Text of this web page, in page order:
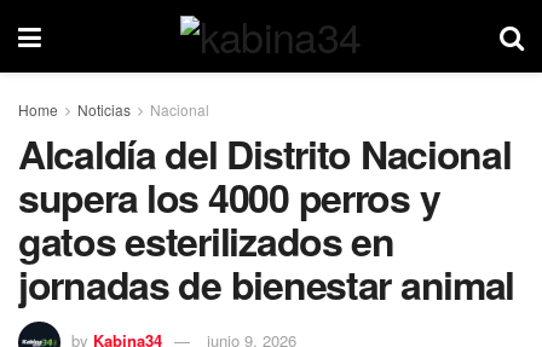
Home Noticias Nacional
Alcaldía del Distrito Nacional
supera los 4000 perros y
gatos esterilizados en
jornadas de bienestar animal
by Kabina34 junio 9, 2026